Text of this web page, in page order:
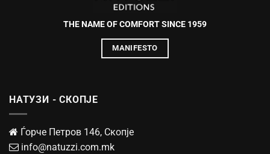
THE NAME OF COMFORT SINCE 1959
MANIFESTO
НАТУЗИ - СКОПЈЕ
Ѓорче Петров 146, Скопје
info@natuzzi.com.mk